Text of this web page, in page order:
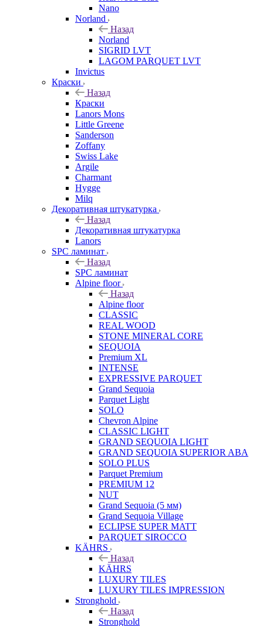
Nano
Norland
Назад
Norland
SIGRID LVT
LAGOM PARQUET LVT
Invictus
Краски
Назад
Краски
Lanors Mons
Little Greene
Sanderson
Zoffany
Swiss Lake
Argile
Charmant
Hygge
Milq
Декоративная штукатурка
Назад
Декоративная штукатурка
Lanors
SPC ламинат
Назад
SPC ламинат
Alpine floor
Назад
Alpine floor
CLASSIC
REAL WOOD
STONE MINERAL CORE
SEQUOIA
Premium XL
INTENSE
EXPRESSIVE PARQUET
Grand Sequoia
Parquet Light
SOLO
Chevron Alpine
CLASSIC LIGHT
GRAND SEQUOIA LIGHT
GRAND SEQUOIA SUPERIOR ABA
SOLO PLUS
Parquet Premium
PREMIUM 12
NUT
Grand Sequoia (5 мм)
Grand Sequoia Village
ECLIPSE SUPER MATT
PARQUET SIROCCO
KÄHRS
Назад
KÄHRS
LUXURY TILES
LUXURY TILES IMPRESSION
Stronghold
Назад
Stronghold